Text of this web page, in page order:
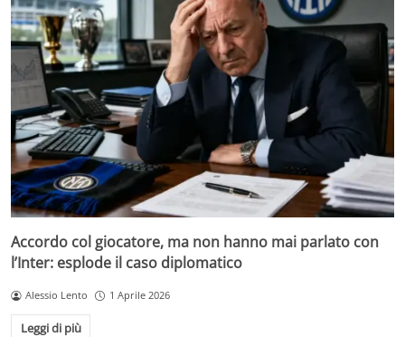
Accordo col giocatore, ma non hanno mai parlato con
l’Inter: esplode il caso diplomatico
Alessio Lento 1 Aprile 2026
Leggi di più